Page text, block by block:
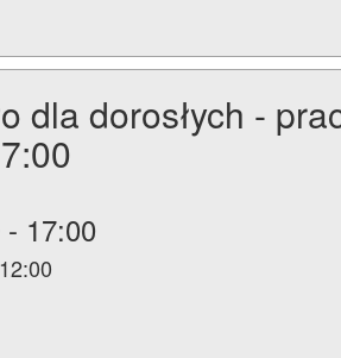
dla dorosłych -
17:00